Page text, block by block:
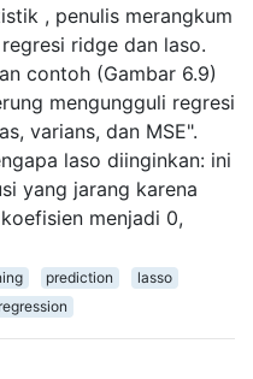
, penulis merangkum
ridge dan laso.
contoh (Gambar 6.9)
mengungguli regresi
varians, dan MSE".
laso diinginkan: ini
yang jarang karena
menjadi 0,
prediction
lasso